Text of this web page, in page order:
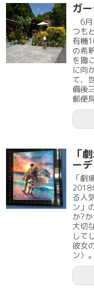
ガ
6月
つも
有機
の希
を撒
に向
て、
備後
郵便
「
ーデ
「劇
2018
る人
ン」
か?
大切
して
彼女
ン〉